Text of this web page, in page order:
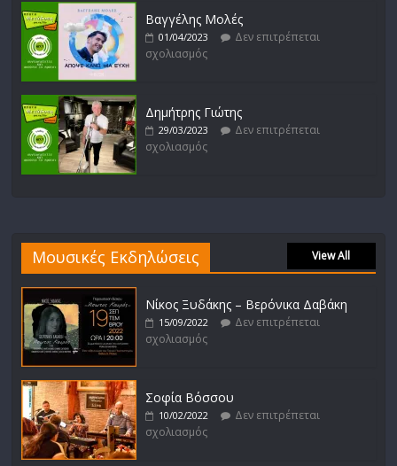
Βαγγέλης Μολές
01/04/2023
Δεν επιτρέπεται
σχολιασμός
Δημήτρης Γιώτης
29/03/2023
Δεν επιτρέπεται
σχολιασμός
Μουσικές Εκδηλώσεις View All
Νίκος Ξυδάκης – Βερόνικα Δαβάκη
15/09/2022
Δεν επιτρέπεται
σχολιασμός
Σοφία Βόσσου
10/02/2022
Δεν επιτρέπεται
σχολιασμός